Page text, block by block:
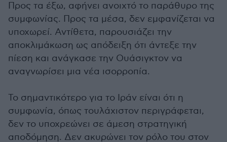
Προς τα έξω, αφήνει ανοιχτό το παράθυρο της
συμφωνίας. Προς τα μέσα, δεν εμφανίζεται να
υποχωρεί. Αντίθετα, παρουσιάζει την
αποκλιμάκωση ως απόδειξη ότι άντεξε την
πίεση και ανάγκασε την Ουάσιγκτον να
αναγνωρίσει μια νέα ισορροπία.
Το σημαντικότερο για το Ιράν είναι ότι η
συμφωνία, όπως τουλάχιστον περιγράφεται,
δεν το υποχρεώνει σε άμεση στρατηγική
αποδόμηση. Δεν ακυρώνει τον ρόλο του στον